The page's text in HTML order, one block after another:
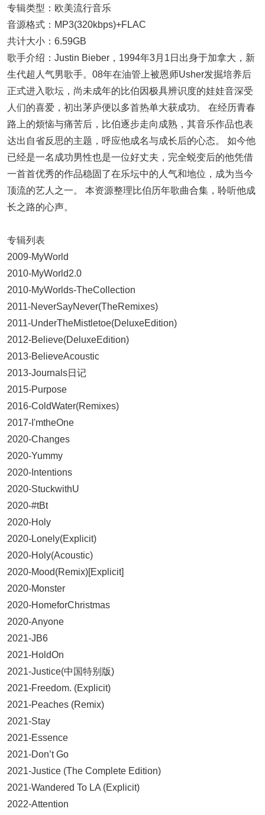
专辑类型：欧美流行音乐
音源格式：MP3(320kbps)+FLAC
共计大小：6.59GB
歌手介绍：Justin Bieber，1994年3月1日出身于加拿大，新
生代超人气男歌手。08年在油管上被恩师Usher发掘培养后
正式进入歌坛，尚未成年的比伯因极具辨识度的娃娃音深受
人们的喜爱，初出茅庐便以多首热单大获成功。 在经历青春
路上的烦恼与痛苦后，比伯逐步走向成熟，其音乐作品也表
达出自省反思的主题，呼应他成名与成长后的心态。 如今他
已经是一名成功男性也是一位好丈夫，完全蜕变后的他凭借
一首首优秀的作品稳固了在乐坛中的人气和地位，成为当今
顶流的艺人之一。 本资源整理比伯历年歌曲合集，聆听他成
长之路的心声。
专辑列表
2009-MyWorld
2010-MyWorld2.0
2010-MyWorlds-TheCollection
2011-NeverSayNever(TheRemixes)
2011-UnderTheMistletoe(DeluxeEdition)
2012-Believe(DeluxeEdition)
2013-BelieveAcoustic
2013-Journals日记
2015-Purpose
2016-ColdWater(Remixes)
2017-I'mtheOne
2020-Changes
2020-Yummy
2020-Intentions
2020-StuckwithU
2020-#tBt
2020-Holy
2020-Lonely(Explicit)
2020-Holy(Acoustic)
2020-Mood(Remix)[Explicit]
2020-Monster
2020-HomeforChristmas
2020-Anyone
2021-JB6
2021-HoldOn
2021-Justice(中国特别版)
2021-Freedom. (Explicit)
2021-Peaches (Remix)
2021-Stay
2021-Essence
2021-Don’t Go
2021-Justice (The Complete Edition)
2021-Wandered To LA (Explicit)
2022-Attention